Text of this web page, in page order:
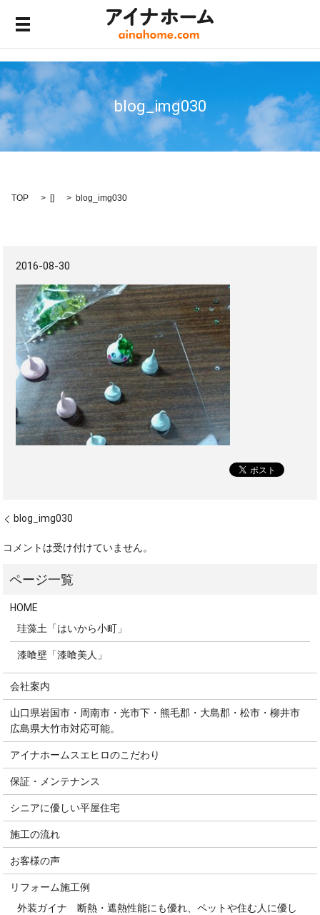
blog_img030
TOP [] blog_img030
2016-08-30
blog_img030
コメントは受け付けていません。
HOME
珪藻土「はいから小町」
漆喰壁「漆喰美人」
会社案内
山口県岩国市・周南市・光市下・熊毛郡・大島郡・松市・柳井市
広島県大竹市対応可能。
アイナホームスエヒロのこだわり
保証・メンテナンス
シニアに優しい平屋住宅
施工の流れ
お客様の声
リフォーム施工例
外装ガイナ 断熱・遮熱性能にも優れ、ペットや住む人に優し